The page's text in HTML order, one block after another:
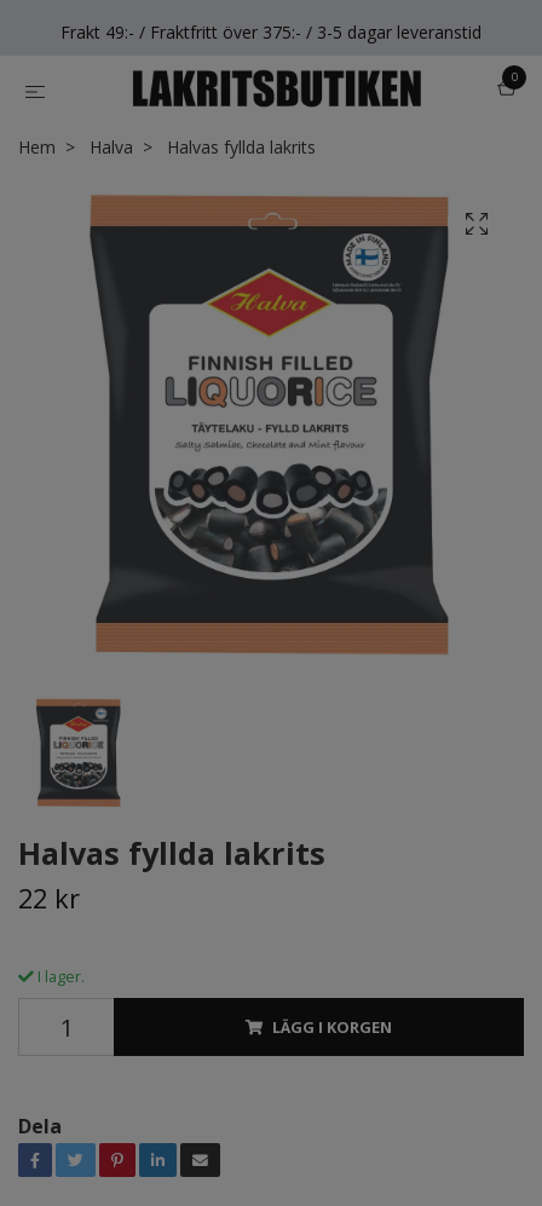
Frakt 49:- / Fraktfritt över 375:- / 3-5 dagar leveranstid
0
Hem Halva Halvas fyllda lakrits
Halvas fyllda lakrits
22 kr
I lager.
LÄGG I KORGEN
Dela